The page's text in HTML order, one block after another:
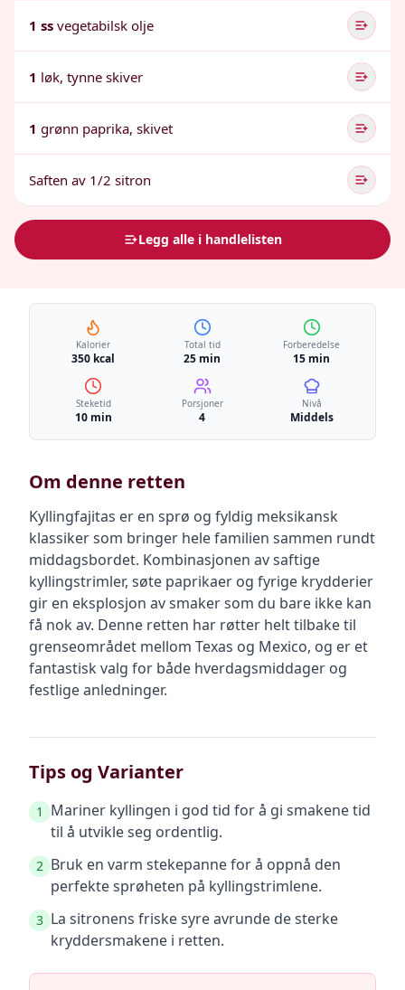
1 ss vegetabilsk olje
1 løk, tynne skiver
1 grønn paprika, skivet
Saften av 1/2 sitron
Legg alle i handlelisten
Kalorier
350 kcal
Total tid
25 min
Forberedelse
15 min
Steketid
10 min
Porsjoner
4
Nivå
Middels
Om denne retten
Kyllingfajitas er en sprø og fyldig meksikansk
klassiker som bringer hele familien sammen rundt
middagsbordet. Kombinasjonen av saftige
kyllingstrimler, søte paprikaer og fyrige krydderier
gir en eksplosjon av smaker som du bare ikke kan
få nok av. Denne retten har røtter helt tilbake til
grenseområdet mellom Texas og Mexico, og er et
fantastisk valg for både hverdagsmiddager og
festlige anledninger.
Tips og Varianter
1
Mariner kyllingen i god tid for å gi smakene tid
til å utvikle seg ordentlig.
2 Bruk en varm stekepanne for å oppnå den
perfekte sprøheten på kyllingstrimlene.
3 La sitronens friske syre avrunde de sterke
kryddersmakene i retten.